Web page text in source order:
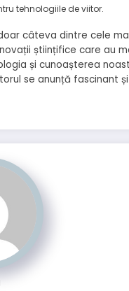
tehnologiile de viitor.
câteva dintre cele
științifice care au
și cunoașterea
se anunță fascinant